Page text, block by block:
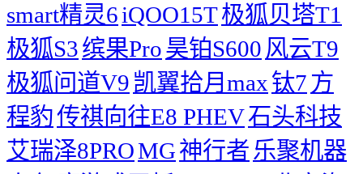
smart精灵6iQOO15T极狐贝塔T1
极狐S3缤果Pro昊铂S600 风云T9
极狐问道V9 凯翼拾月max钛7 方
程豹传祺向往E8 PHEV石头科技
艾瑞泽8PROMG神行者 乐聚机器